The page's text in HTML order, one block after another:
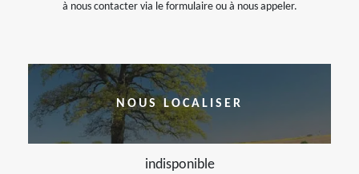
à nous contacter via le formulaire ou à nous appeler.
NOUS LOCALISER
indisponible